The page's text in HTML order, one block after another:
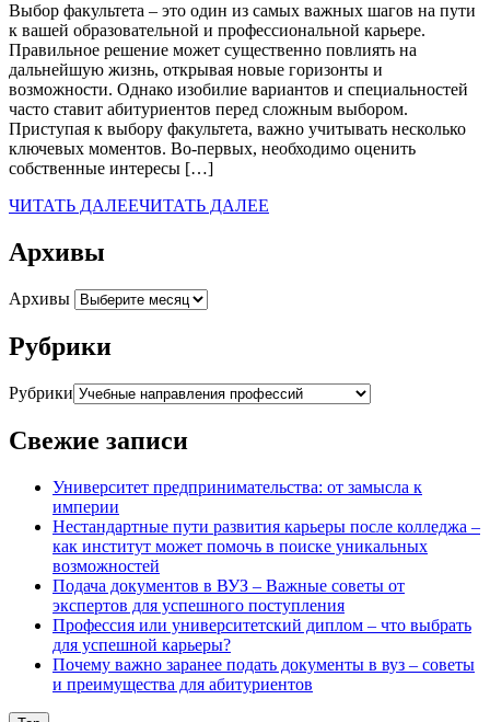
Выбор факультета – это один из самых важных шагов на пути
к вашей образовательной и профессиональной карьере.
Правильное решение может существенно повлиять на
дальнейшую жизнь, открывая новые горизонты и
возможности. Однако изобилие вариантов и специальностей
часто ставит абитуриентов перед сложным выбором.
Приступая к выбору факультета, важно учитывать несколько
ключевых моментов. Во-первых, необходимо оценить
собственные интересы […]
ЧИТАТЬ ДАЛЕЕЧИТАТЬ ДАЛЕЕ
Архивы
Архивы
Рубрики
Рубрики
Свежие записи
Университет предпринимательства: от замысла к
империи
Нестандартные пути развития карьеры после колледжа –
как институт может помочь в поиске уникальных
возможностей
Подача документов в ВУЗ – Важные советы от
экспертов для успешного поступления
Профессия или университетский диплом – что выбрать
для успешной карьеры?
Почему важно заранее подать документы в вуз – советы
и преимущества для абитуриентов